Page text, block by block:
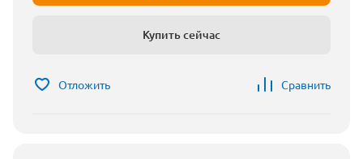
Купить сейчас
Отложить Сравнить